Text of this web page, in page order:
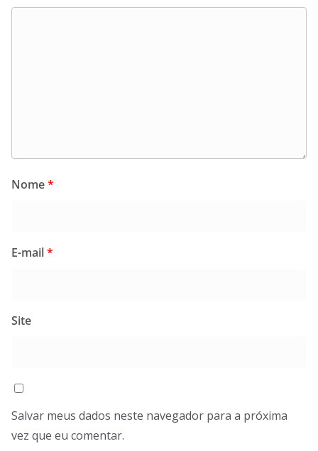
Nome*
E-mail*
Site
Salvar meus dados neste navegador para a próxima
vez que eu comentar.